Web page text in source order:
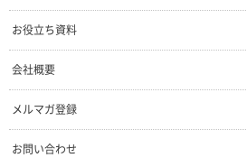
お役立ち資料
会社概要
メルマガ登録
お問い合わせ